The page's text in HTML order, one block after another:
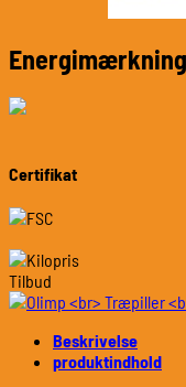
Energimærkning
Certifikat
Tilbud
Beskrivelse
produktindhold